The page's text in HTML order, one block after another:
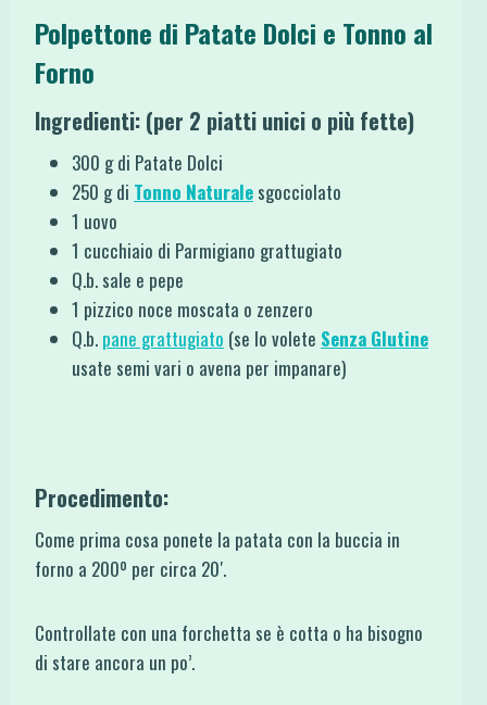
Polpettone di Patate Dolci e Tonno al
Forno
Ingredienti: (per 2 piatti unici o più fette)
300 g di Patate Dolci
250 g di Tonno Naturale sgocciolato
1 uovo
1 cucchiaio di Parmigiano grattugiato
Q.b. sale e pepe
1 pizzico noce moscata o zenzero
Q.b. pane grattugiato (se lo volete Senza Glutine
usate semi vari o avena per impanare)
Procedimento:
Come prima cosa ponete la patata con la buccia in
forno a 200º per circa 20′.
Controllate con una forchetta se è cotta o ha bisogno
di stare ancora un po’.